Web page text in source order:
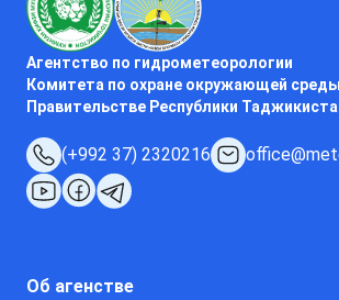
Агентство по гидрометеорологии
Комитета по охране окружающей
Правительстве Республики
(+992 37) 2320216
Об агенстве